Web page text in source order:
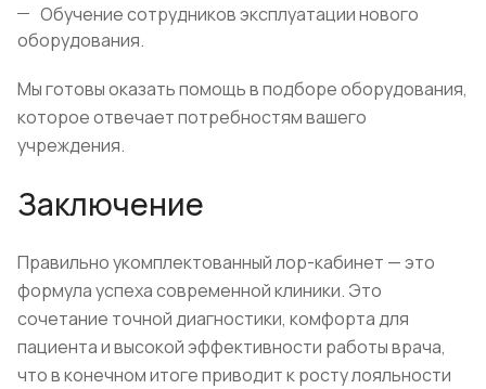
Обучение сотрудников эксплуатации нового
оборудования.
Мы готовы оказать помощь в подборе оборудования,
которое отвечает потребностям вашего
учреждения.
Заключение
Правильно укомплектованный лор-кабинет — это
формула успеха современной клиники. Это
сочетание точной диагностики, комфорта для
пациента и высокой эффективности работы врача,
что в конечном итоге приводит к росту лояльности